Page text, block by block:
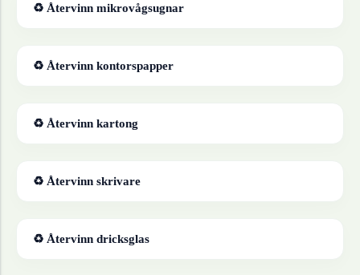
♻ Återvinn mikrovågsugnar
♻ Återvinn kontorspapper
♻ Återvinn kartong
♻ Återvinn skrivare
♻ Återvinn dricksglas